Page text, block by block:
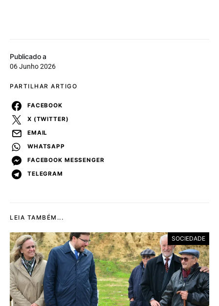
Publicado a
06 Junho 2026
PARTILHAR ARTIGO
FACEBOOK
X (TWITTER)
EMAIL
WHATSAPP
FACEBOOK MESSENGER
TELEGRAM
LEIA TAMBÉM...
SOCIEDADE